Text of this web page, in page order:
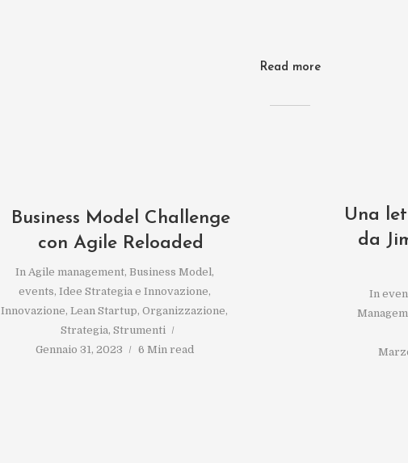
Read more
Business Model Challenge
con Agile Reloaded
In Agile management, Business Model,
events, Idee Strategia e Innovazione,
Innovazione, Lean Startup, Organizzazione,
Strategia, Strumenti
Gennaio 31, 2023
6 Min read
Una
da
In